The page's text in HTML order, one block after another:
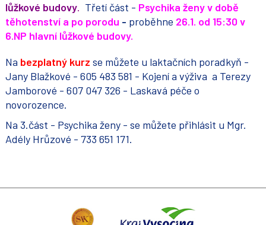
lůžkové budovy. Třetí část - Psychika ženy v době
těhotenství a po porodu - proběhne 26.1. od 15:30 v
6.NP hlavní lůžkové budovy.
Na bezplatný kurz se můžete u laktačních poradkyň -
Jany Blažkové - 605 483 581 - Kojení a výživa a Terezy
Jamborové - 607 047 326 - Laskavá péče o
novorozence.
Na 3.část - Psychika ženy - se můžete přihlásit u Mgr.
Adély Hrůzové - 733 651 171.